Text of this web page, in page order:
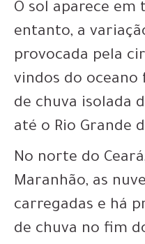
O sol aparece
entanto, a
provocada pela
vindos do oceano
de chuva isolada
até o Rio Grande
No norte do
Maranhão, as
carregadas e há
de chuva no fim